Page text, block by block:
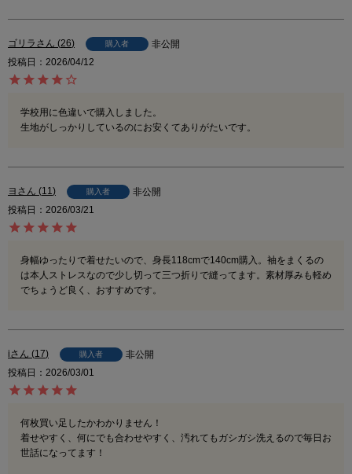
ゴリラ 26 購入者
非公開
投稿日
2026/04/12
学校用に色違いで購入しました。
生地がしっかりしているのにお安くてありがたいです。
ヨ 11 購入者
非公開
投稿日
2026/03/21
身幅ゆったりで着せたいので、身長118cmで140cm購入。袖をまくるの
は本人ストレスなので少し切って三つ折りで縫ってます。素材厚みも軽め
でちょうど良く、おすすめです。
i 17 購入者
非公開
投稿日
2026/03/01
何枚買い足したかわかりません！
着せやすく、何にでも合わせやすく、汚れてもガシガシ洗えるので毎日お
世話になってます！